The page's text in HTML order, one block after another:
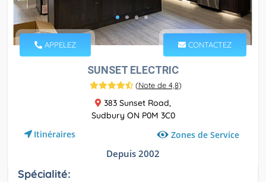
APPELEZ CONTACTEZ
SUNSET ELECTRIC
(Note de 4,8)
383 Sunset Road,
Sudbury ON P0M 3C0
Itinéraires Zones de Service
Depuis 2002
Spécialité: